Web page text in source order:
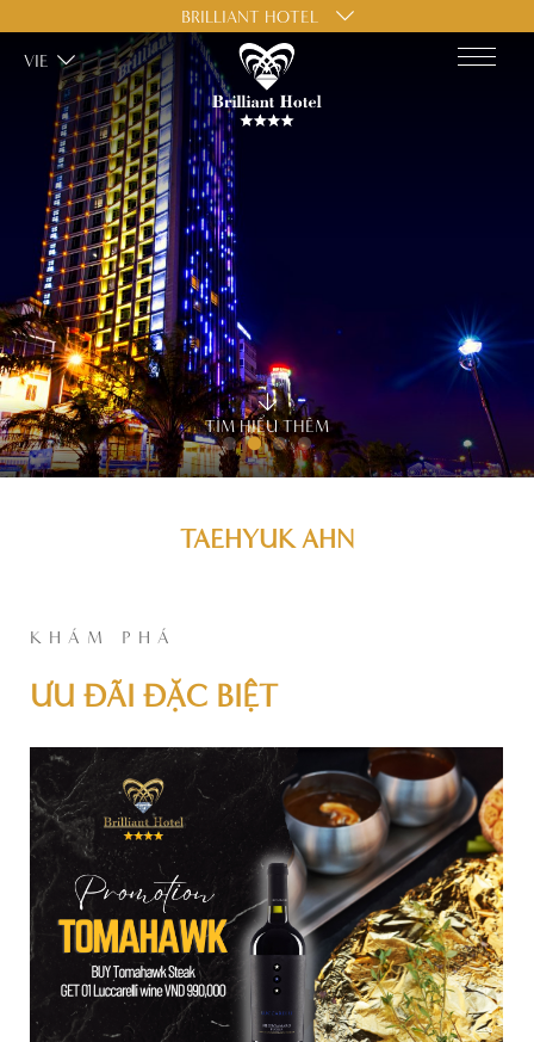
TÌM HIỂU THÊM
VIE
BRILLIANT HOTEL
TAEHYUK AHN
KHÁM PHÁ
ƯU ĐÃI ĐẶC BIỆT